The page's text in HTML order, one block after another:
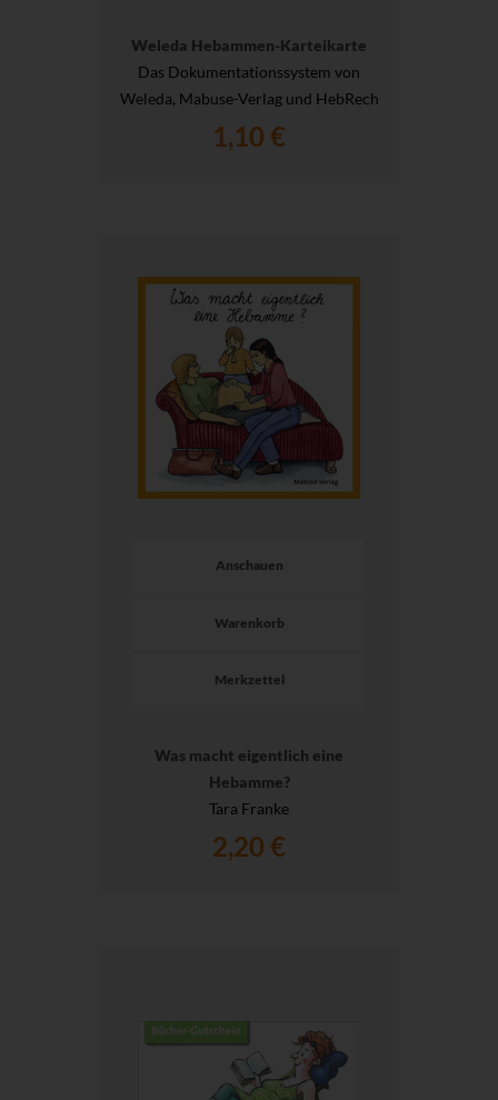
Weleda Hebammen-Karteikarte
Das Dokumentationssystem von
Weleda, Mabuse-Verlag und HebRech
1,10 €
Anschauen
Warenkorb
Merkzettel
Was macht eigentlich eine
Hebamme?
Tara Franke
2,20 €